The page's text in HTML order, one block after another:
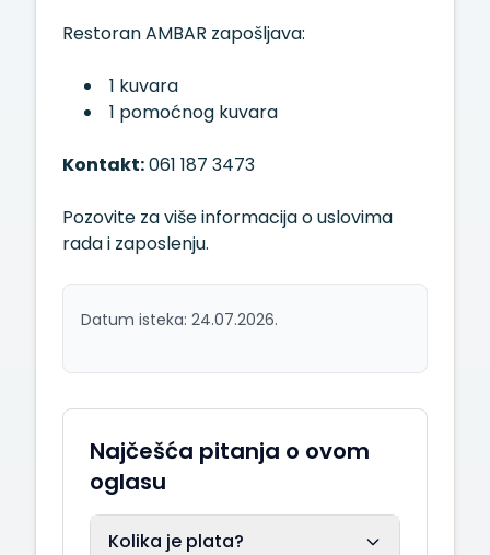
Restoran AMBAR zapošljava:
1 kuvara
1 pomoćnog kuvara
Kontakt:061 187 3473
Pozovite za više informacija o uslovima
rada i zaposlenju.
Datum isteka: 24.07.2026.
Najčešća pitanja o ovom
oglasu
Kolika je plata?